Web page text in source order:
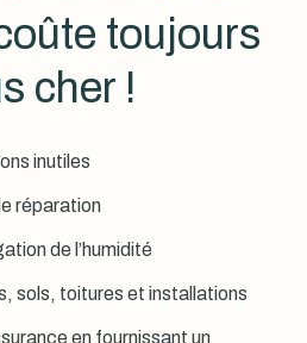
toujours
cher !
inutiles
réparation
de l’humidité
sols, toitures et installations
en fournissant un